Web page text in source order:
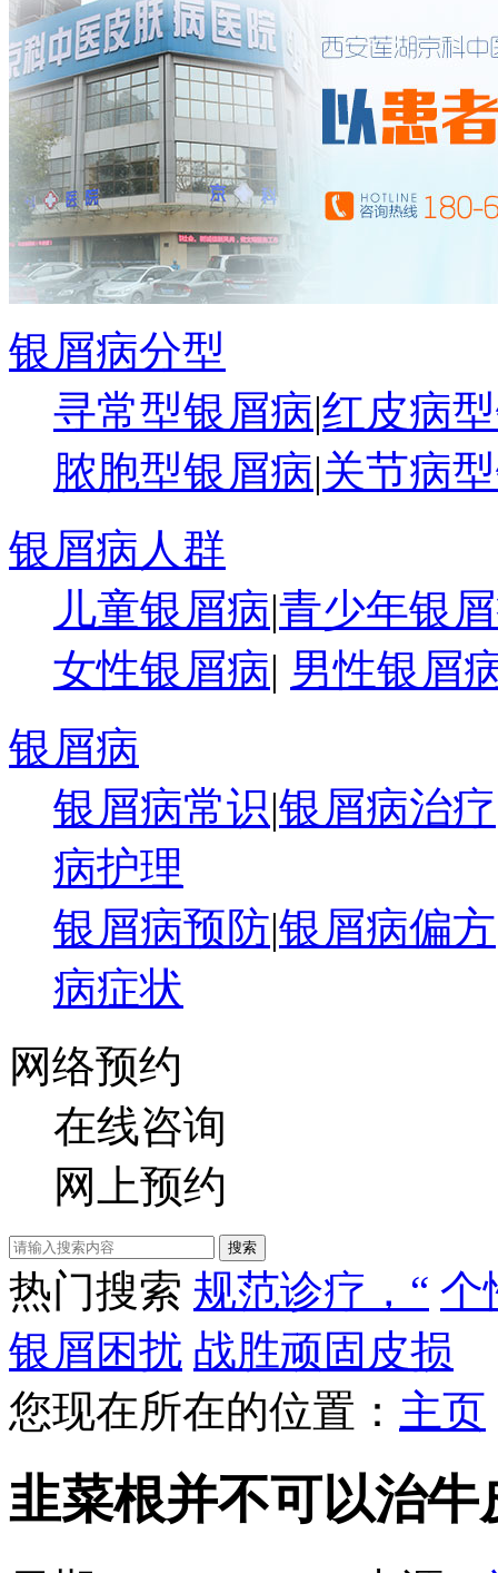
银屑病分型
寻常型银屑病|红皮病
脓胞型银屑病|关节病
银屑病人群
儿童银屑病|青少年银
女性银屑病| 男性银屑
银屑病
银屑病常识|银屑病治疗
病护理
银屑病预防|银屑病偏方
病症状
网络预约
在线咨询
网上预约
搜索
热门搜索 规范诊疗，“ 个
银屑困扰 战胜顽固皮损
您现在所在的位置： 主页
韭菜根并不可以治